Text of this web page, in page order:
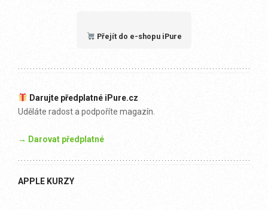
Přejít do e-shopu iPure
Darujte předplatné iPure.cz
Uděláte radost a podpoříte magazín.
→ Darovat předplatné
APPLE KURZY